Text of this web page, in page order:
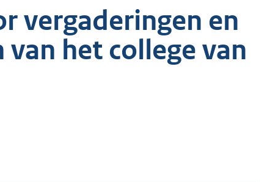
vergaderingen en
het college van